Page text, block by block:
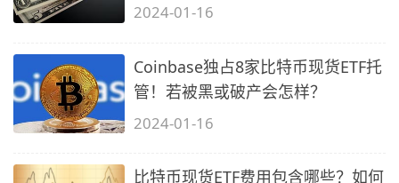
2024-01-16
Coinbase独占8家比特币现货ETF托
管！若被黑或破产会怎样？
2024-01-16
比特币现货ETF费用包含哪些？如何